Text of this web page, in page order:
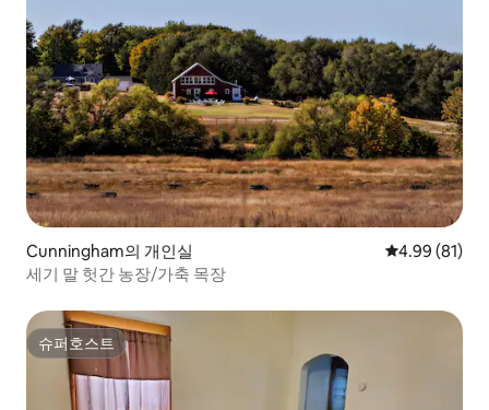
Cunningham의 개인실 평점 4.99점(5
4.99 (81)
세기 말 헛간 농장/가축 목장
슈퍼호스트
슈퍼호스트